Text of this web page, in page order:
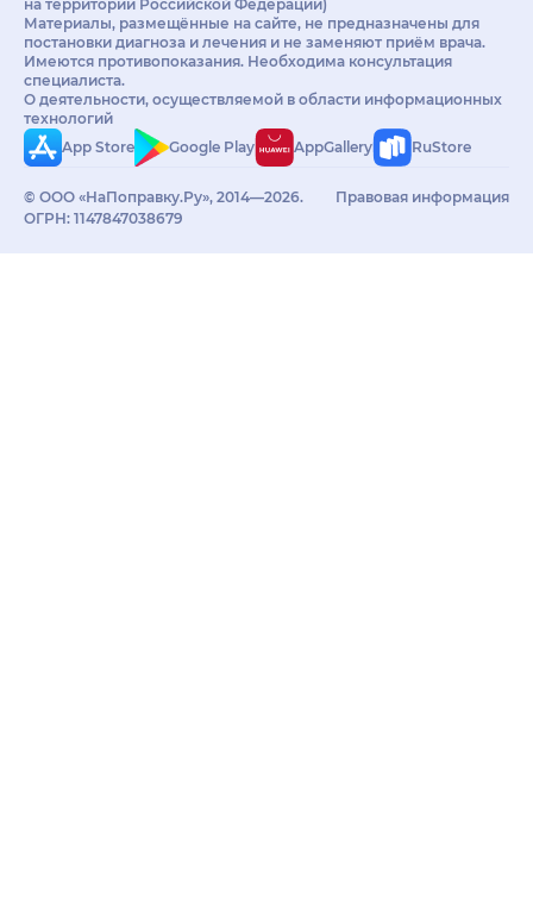
на территории Российской Федерации)
Материалы, размещённые на сайте, не предназначены для
постановки диагноза и лечения и не заменяют приём врача.
Имеются противопоказания. Необходима консультация
специалиста.
О деятельности, осуществляемой в области информационных
технологий
App Store
Google Play AppGallery RuStore
© ООО «НаПоправку.Ру», 2014—2026.
ОГРН: 1147847038679
Правовая информация